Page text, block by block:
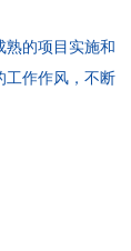
熟的项目实施和
工作作风，不断